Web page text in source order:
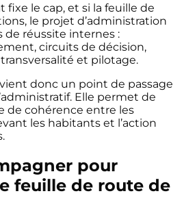
fixe le cap, et si la feuille de
le projet d’administration
de réussite internes :
circuits de décision,
et pilotage.
donc un point de passage
Elle permet de
de cohérence entre les
les habitants et l’action
pour
feuille de route de